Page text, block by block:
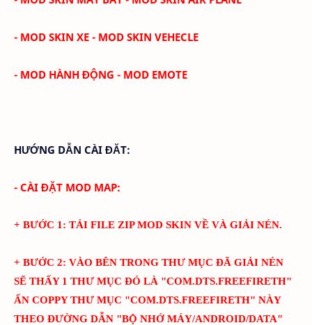
- MOD SKIN XE - MOD SKIN VEHECLE
- MOD HÀNH ĐỘNG - MOD EMOTE
HƯỚNG DẪN CÀI ĐĂT:
- CÀI ĐẶT MOD MAP:
+ BƯỚC 1: TẢI FILE ZIP MOD SKIN VỀ VÀ GIẢI NÉN.
+ BƯỚC 2: VÀO BÊN TRONG THƯ MỤC ĐÃ GIẢI NÉN
SẼ THẤY 1 THƯ MỤC ĐÓ LÀ "COM.DTS.FREEFIRETH"
ẤN COPPY THƯ MỤC "COM.DTS.FREEFIRETH" NÀY
THEO ĐƯỜNG DẪN "BỘ NHỚ MÁY/ANDROID/DATA"